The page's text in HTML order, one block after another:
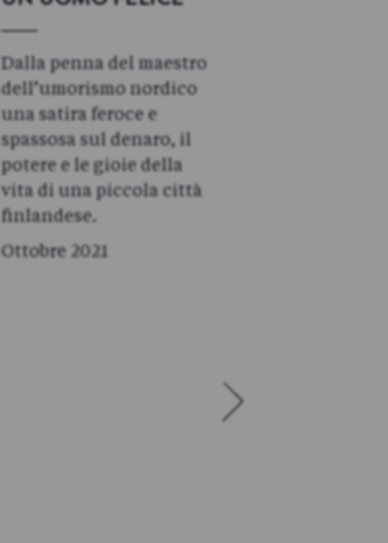
Dalla penna del maestro
dell’umorismo nordico
una satira feroce e
spassosa sul denaro, il
potere e le gioie della
vita di una piccola città
finlandese.
Ottobre 2021